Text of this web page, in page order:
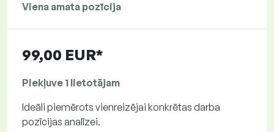
Viena amata pozīcija
99,00 EUR*
Piekļuve 1 lietotājam
Ideāli piemērots vienreizējai konkrētas darba
pozīcijas analīzei.